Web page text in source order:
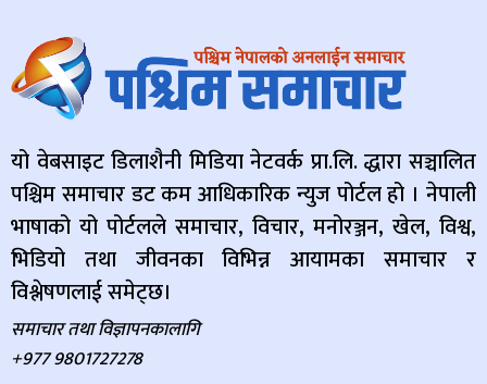
यो वेबसाइट डिलाशैनी मिडिया नेटवर्क प्रा.लि. द्धारा सञ्चालित
पश्चिम समाचार डट कम आधिकारिक न्युज पोर्टल हो । नेपाली
भाषाको यो पोर्टलले समाचार, विचार, मनोरञ्जन, खेल, विश्व,
भिडियो तथा जीवनका विभिन्न आयामका समाचार र
विश्लेषणलाई समेट्छ।
समाचार तथा विज्ञापनकालागि
+977 9801727278